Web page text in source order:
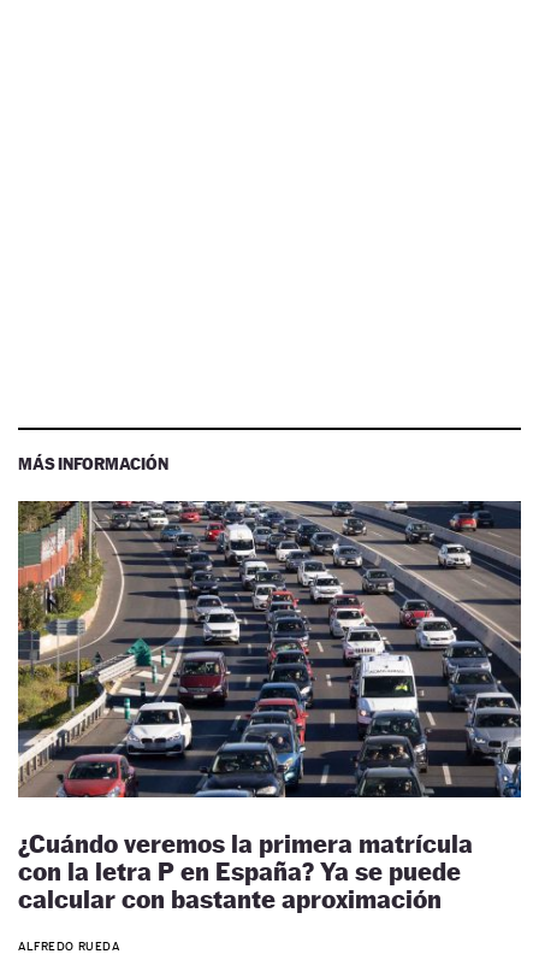
MÁS INFORMACIÓN
¿Cuándo veremos la primera matrícula
con la letra P en España? Ya se puede
calcular con bastante aproximación
ALFREDO RUEDA